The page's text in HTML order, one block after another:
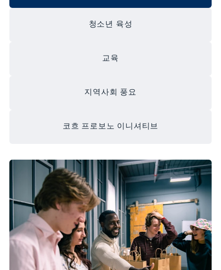
청소년 육성
교육
지역사회 풍요
코흐 프로보노 이니셔티브